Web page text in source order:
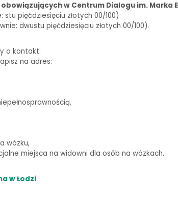
w Centrum Dialogu im. Marka
stu pięćdziesięciu złotych 00/100)
dwustu pięćdziesięciu złotych 00/100).
o kontakt:
na adres:
wózku,
miejsca na widowni dla osób na wózkach.
w Łodzi